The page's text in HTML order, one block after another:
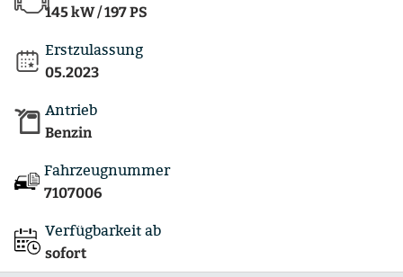
145 kW / 197 PS
Erstzulassung
05.2023
Antrieb
Benzin
Fahrzeugnummer
7107006
Verfügbarkeit ab
sofort